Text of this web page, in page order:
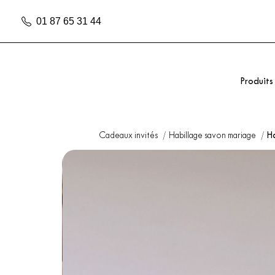
01 87 65 31 44
Produits
Cadeaux invités Habillage savon mariage